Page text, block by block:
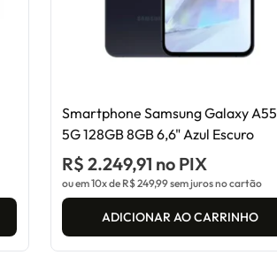
Smartphone Samsung Galaxy A55
5G 128GB 8GB 6,6" Azul Escuro
R$ 2.249,91 no PIX
ou em 10x de R$ 249,99sem juros no cartão
ADICIONAR AO CARRINHO